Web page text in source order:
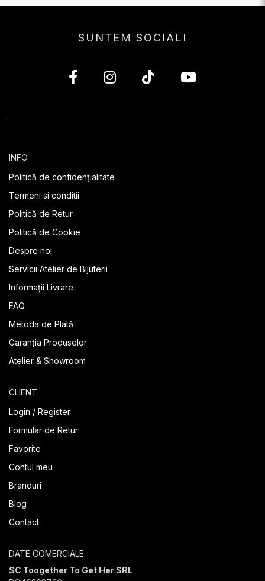
SUNTEM SOCIALI
INFO
Politică de confidențialitate
Termeni si conditii
Politică de Retur
Politică de Cookie
Despre noi
Servicii Atelier de Bijuterii
Informații Livrare
FAQ
Metoda de Plată
Garanția Produselor
Atelier & Showroom
CLIENT
Login / Register
Formular de Retur
Favorite
Contul meu
Branduri
Blog
Contact
DATE COMERCIALE
SC Toogether To Get Her SRL